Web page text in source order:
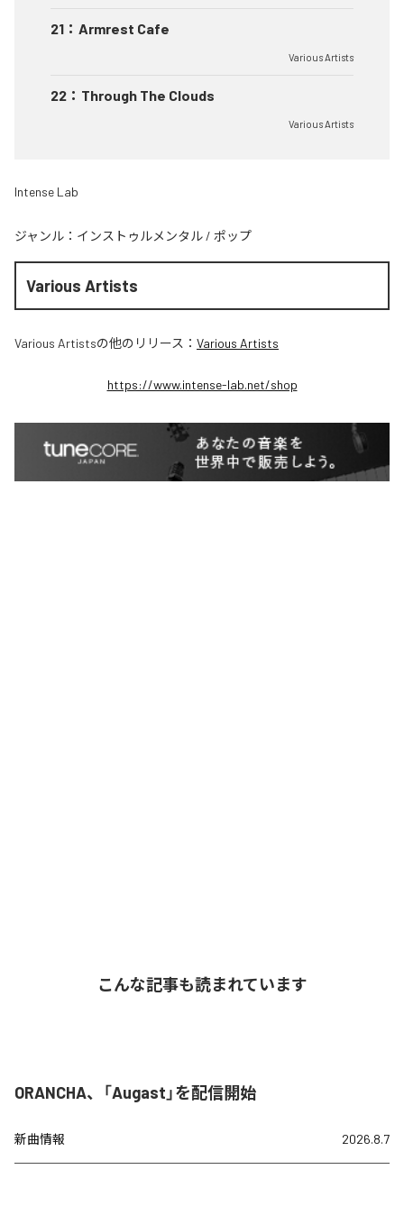
21 ： Armrest Cafe
Various Artists
22 ： Through The Clouds
Various Artists
Intense Lab
ジャンル： インストゥルメンタル / ポップ
Various Artists
Various Artistsの他のリリース： Various Artists
https://www.intense-lab.net/shop
こんな記事も読まれています
ORANCHA、「Augast」を配信開始
新曲情報 2026.8.7